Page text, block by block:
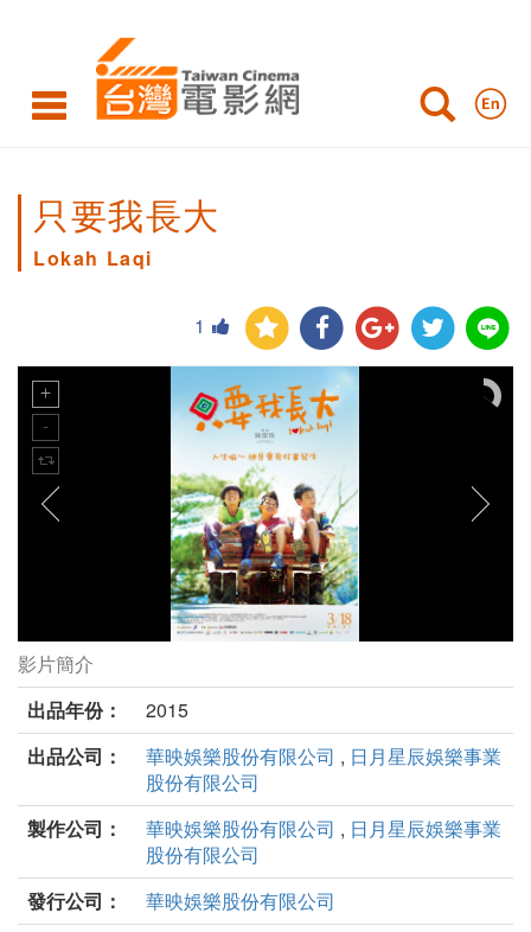
只要我長大
Lokah Laqi
1
只要我長大劇照
影片簡介
出品年份：
2015
出品公司：
華映娛樂股份有限公司 , 日月星辰娛樂事業
股份有限公司
製作公司：
華映娛樂股份有限公司 , 日月星辰娛樂事業
股份有限公司
發行公司：
華映娛樂股份有限公司